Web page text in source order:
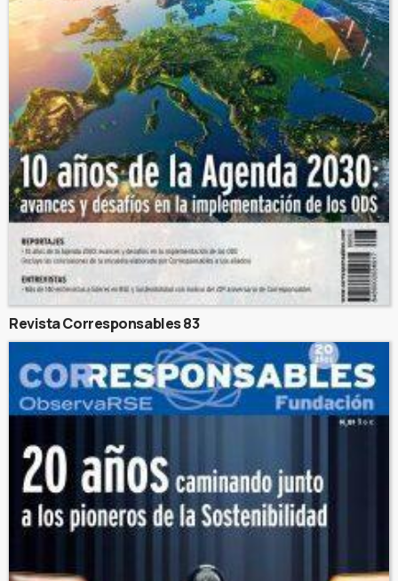
Revista Corresponsables 83